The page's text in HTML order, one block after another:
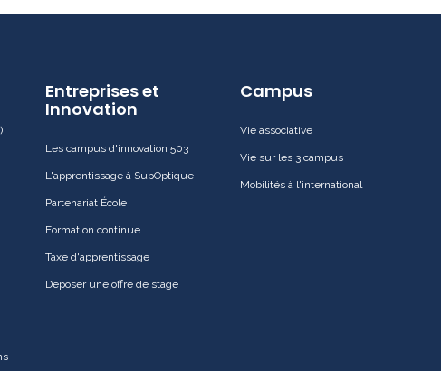
Entreprises et
Innovation
Les campus d'innovation 503
L'apprentissage à SupOptique
Partenariat École
Formation continue
Taxe d'apprentissage
Déposer une offre de stage
Campus
Vie associative
Vie sur les 3 campus
Mobilités à l'international